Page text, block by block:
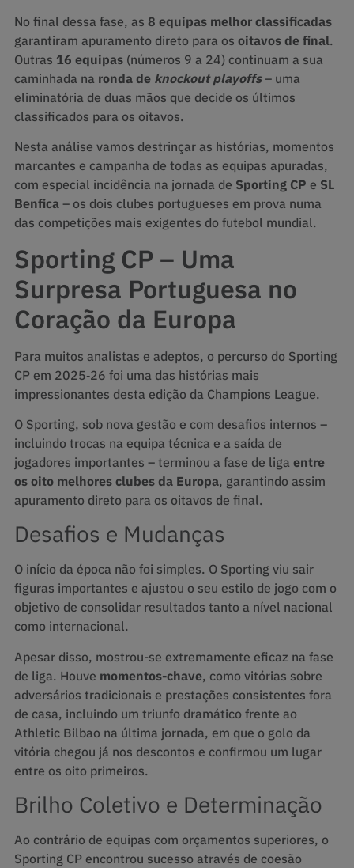
No final dessa fase, as 8 equipas melhor classificadas
garantiram apuramento direto para os oitavos de final.
Outras 16 equipas(números 9 a 24) continuam a sua
caminhada na ronda de knockout playoffs– uma
eliminatória de duas mãos que decide os últimos
classificados para os oitavos.
Nesta análise vamos destrinçar as histórias, momentos
marcantes e campanha de todas as equipas apuradas,
com especial incidência na jornada de Sporting CP e SL
Benfica– os dois clubes portugueses em prova numa
das competições mais exigentes do futebol mundial.
Sporting CP – Uma
Surpresa Portuguesa no
Coração da Europa
Para muitos analistas e adeptos, o percurso do Sporting
CP em 2025‑26 foi uma das histórias mais
impressionantes desta edição da Champions League.
O Sporting, sob nova gestão e com desafios internos –
incluindo trocas na equipa técnica e a saída de
jogadores importantes – terminou a fase de liga entre
os oito melhores clubes da Europa, garantindo assim
apuramento direto para os oitavos de final.
Desafios e Mudanças
O início da época não foi simples. O Sporting viu sair
figuras importantes e ajustou o seu estilo de jogo com o
objetivo de consolidar resultados tanto a nível nacional
como internacional.
Apesar disso, mostrou-se extremamente eficaz na fase
de liga. Houve momentos-chave, como vitórias sobre
adversários tradicionais e prestações consistentes fora
de casa, incluindo um triunfo dramático frente ao
Athletic Bilbao na última jornada, em que o golo da
vitória chegou já nos descontos e confirmou um lugar
entre os oito primeiros.
Brilho Coletivo e Determinação
Ao contrário de equipas com orçamentos superiores, o
Sporting CP encontrou sucesso através de coesão